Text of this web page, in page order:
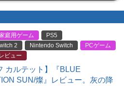
庭用ゲーム
PS5
2
Nintendo Switch
PCゲーム
ビュー
カルテット】『BLUE
SUN/燦』レビュー。灰の降